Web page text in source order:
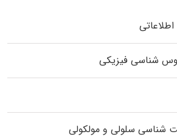
شناسی فیزیکی
شناسی سلولی و مولکولی